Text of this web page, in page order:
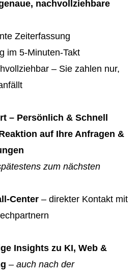
nachvollziehbare
Zeiterfassung
im 5-Minuten-Takt
– Sie zahlen nur,
– Persönlich & Schnell
auf Ihre Anfragen &
zum nächsten
Center – direkter Kontakt mit
Insights zu KI, Web &
– auch nach der